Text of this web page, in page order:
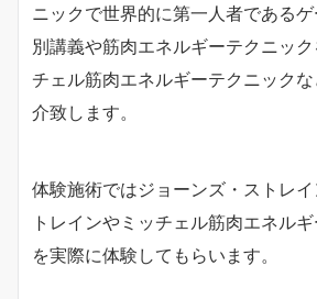
ニックで世界的に第一人者である
別講義や筋肉エネルギーテクニッ
チェル筋肉エネルギーテクニック
介致します。
体験施術ではジョーンズ・ストレ
トレインやミッチェル筋肉エネル
を実際に体験してもらいます。